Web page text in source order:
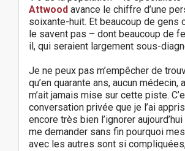
Attwood avance le chiffre d’une
soixante-huit. Et beaucoup de gens
le savent pas – dont beaucoup de
il, qui seraient largement sous-
Je ne peux pas m’empêcher de
qu’en quarante ans, aucun médecin,
m’ait jamais mise sur cette piste.
conversation privée que je l’ai
encore très bien l’ignorer
me demander sans fin pourquoi
avec les autres sont si